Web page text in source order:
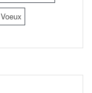
Voeux